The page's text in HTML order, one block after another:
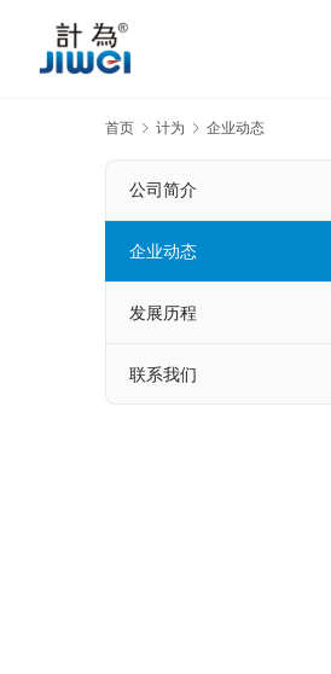
首页 计为 企业动态
公司简介
企业动态
发展历程
联系我们